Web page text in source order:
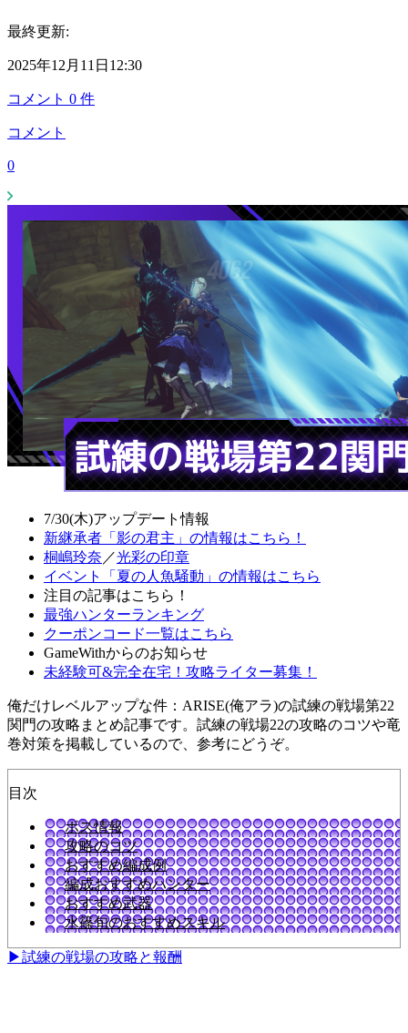
最終更新:
2025年12月11日12:30
コメント 0 件
コメント
0
7/30(木)アップデート情報
新継承者「影の君主」の情報はこちら！
桐嶋玲奈 ／光彩の印章
イベント「夏の人魚騒動」の情報はこちら
注目の記事はこちら！
最強ハンターランキング
クーポンコード一覧はこちら
GameWithからのお知らせ
未経験可&完全在宅！攻略ライター募集！
俺だけレベルアップな件：ARISE(俺アラ)の試練の戦場第22
関門の攻略まとめ記事です。試練の戦場22の攻略のコツや竜
巻対策を掲載しているので、参考にどうぞ。
目次
ボス情報
攻略のコツ
おすすめ編成例
編成おすすめハンター
おすすめ武器
水篠旬のおすすめスキル
▶試練の戦場の攻略と報酬